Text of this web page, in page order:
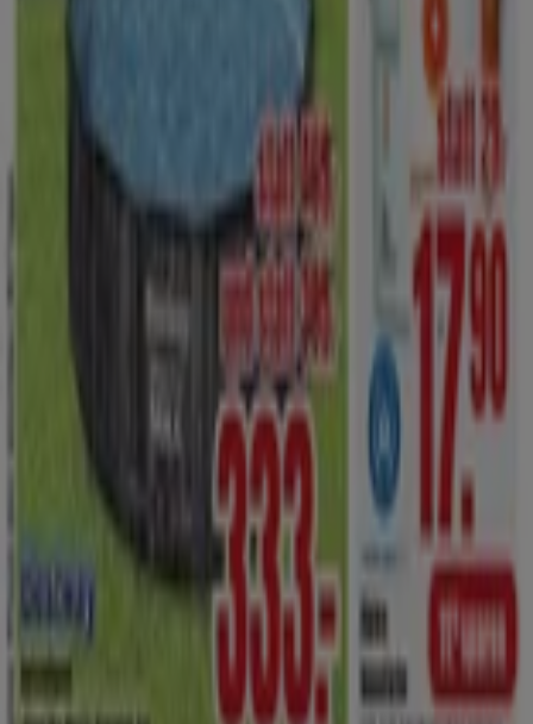
Was wir machen
Business-Lösungen
Nachrichten und Medien
Mit uns arbeiten
Marketing- und Geschäftsanfragen
Geschäft falsch auf der Karte geortet
Wöchentliches Anzeigen-Feedback
Technische Probleme und allgemeines Feedback
Marken
Lokale Marken
Unternehmen
Produkte